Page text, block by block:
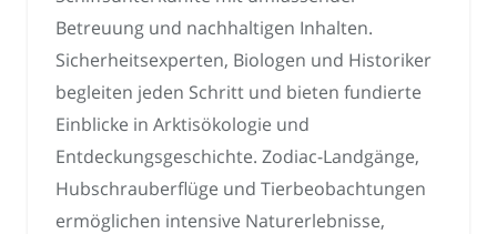
Betreuung und nachhaltigen Inhalten.
Sicherheitsexperten, Biologen und Historiker
begleiten jeden Schritt und bieten fundierte
Einblicke in Arktisökologie und
Entdeckungsgeschichte. Zodiac-Landgänge,
Hubschrauberflüge und Tierbeobachtungen
ermöglichen intensive Naturerlebnisse,